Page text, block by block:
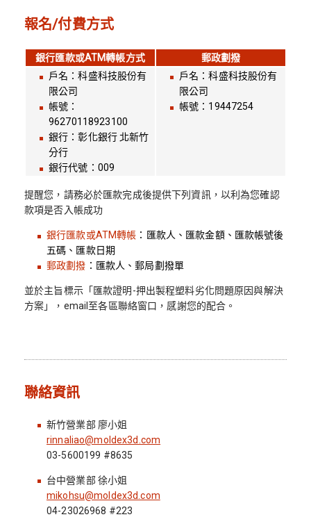
報名/付費方式
銀行匯款或ATM轉帳方式
郵政劃撥
戶名：科盛科技股份有
限公司
帳號：
96270118923100
銀行：彰化銀行 北新竹
分行
銀行代號：009
戶名：科盛科技股份有
限公司
帳號：19447254
提醒您，請務必於匯款完成後提供下列資訊，以利為您確認
款項是否入帳成功
銀行匯款或ATM轉帳 ：匯款人、匯款金額、匯款帳號後
五碼、匯款日期
郵政劃撥 ：匯款人、郵局劃撥單
並於主旨標示「匯款證明-押出製程塑料劣化問題原因與解決
方案」，email至各區聯絡窗口，感謝您的配合。
聯絡資訊
新竹營業部 廖小姐
rinnaliao@moldex3d.com
03-5600199 #8635
台中營業部 徐小姐
mikohsu@moldex3d.com
04-23026968 #223